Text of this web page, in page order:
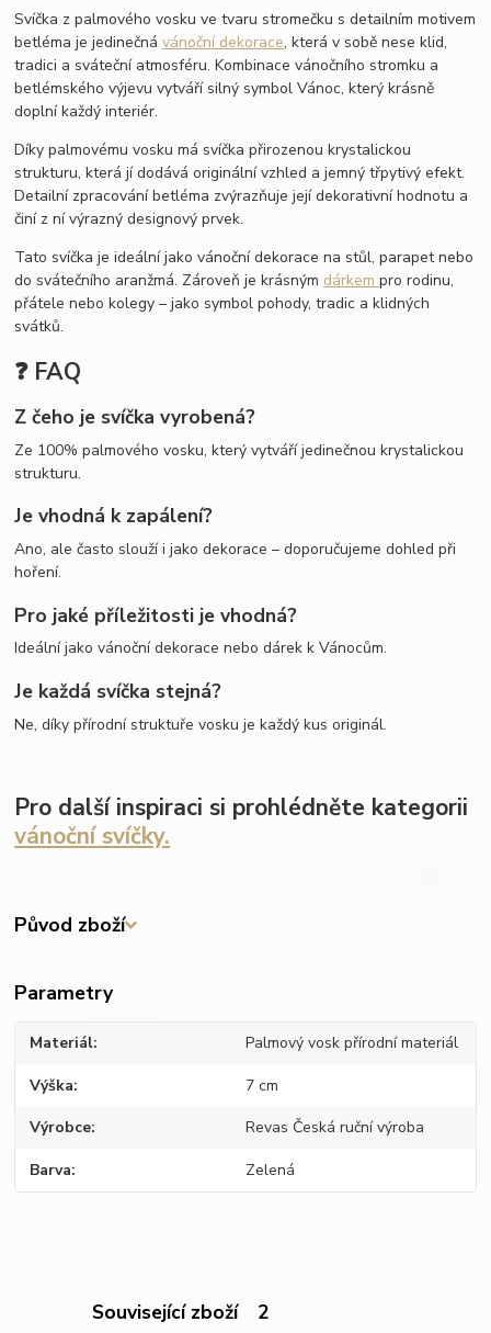
Svíčka z palmového vosku ve tvaru stromečku s detailním motivem
betléma je jedinečnávánoční dekorace, která v sobě nese klid,
tradici a sváteční atmosféru. Kombinace vánočního stromku a
betlémského výjevu vytváří silný symbol Vánoc, který krásně
doplní každý interiér.
Díky palmovému vosku má svíčka přirozenou krystalickou
strukturu, která jí dodává originální vzhled a jemný třpytivý efekt.
Detailní zpracování betléma zvýrazňuje její dekorativní hodnotu a
činí z ní výrazný designový prvek.
Tato svíčka je ideální jako vánoční dekorace na stůl, parapet nebo
do svátečního aranžmá. Zároveň je krásným dárkempro rodinu,
přátele nebo kolegy – jako symbol pohody, tradic a klidných
svátků.
❓ FAQ
Z čeho je svíčka vyrobená?
Ze 100% palmového vosku, který vytváří jedinečnou krystalickou
strukturu.
Je vhodná k zapálení?
Ano, ale často slouží i jako dekorace – doporučujeme dohled při
hoření.
Pro jaké příležitosti je vhodná?
Ideální jako vánoční dekorace nebo dárek k Vánocům.
Je každá svíčka stejná?
Ne, díky přírodní struktuře vosku je každý kus originál.
Pro další inspiraci si prohlédněte kategorii
vánoční svíčky.
Původ zboží
Parametry
Materiál Palmový vosk přírodní materiál
Výška 7 cm
Výrobce Revas Česká ruční výroba
Barva Zelená
Související zboží 2